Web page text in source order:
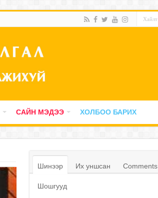
САЙН МЭДЭЭ ХОЛБОО БАРИХ
Шинээр Их уншсан Comments
Шошгууд